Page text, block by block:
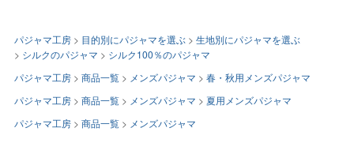
パジャマ工房 目的別にパジャマを選ぶ
生地別にパジャマを選ぶ
シルクのパジャマ
シルク100％のパジャマ
パジャマ工房
商品一覧 メンズパジャマ
春・秋用メンズパジャマ
パジャマ工房
商品一覧 メンズパジャマ
夏用メンズパジャマ
パジャマ工房
商品一覧 メンズパジャマ